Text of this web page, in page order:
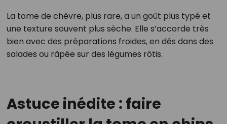
La tome de chèvre, plus rare, a un goût plus typé et
une texture souvent plus sèche. Elle s’accorde très
bien avec des préparations froides, en dés dans des
salades ou râpée sur des légumes rôtis.
Astuce inédite : faire